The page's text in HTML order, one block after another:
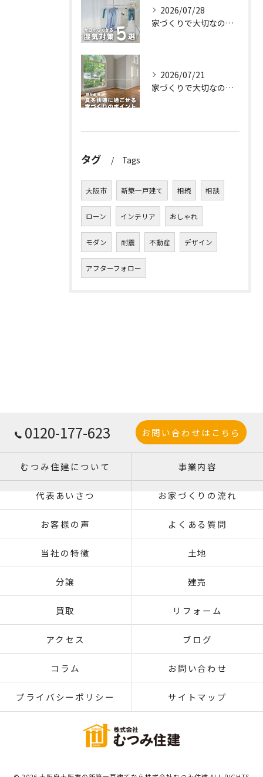
2026/07/28
家づくりで大切なのは、住んでからの快適さ🌿
2026/07/21
家づくりで大切なのは、住んでからの快適さ🌿
タグ Tags
大阪市 新築一戸建て 相続 相談
ローン インテリア おしゃれ
モダン 耐震 不動産 デザイン
アフターフォロー
0120-177-623 お問い合わせはこちら
むつみ住建について 事業内容
代表あいさつ お家づくりの流れ
お客様の声 よくある質問
当社の特徴 土地
分譲 建売
買取 リフォーム
アクセス ブログ
コラム お問い合わせ
プライバシーポリシー サイトマップ